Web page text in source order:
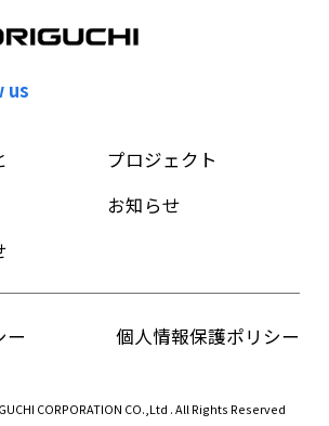
us
プロジェクト
お知らせ
ー 個人情報保護ポリシー
CORPORATION CO.,Ltd . All Rights Reserved